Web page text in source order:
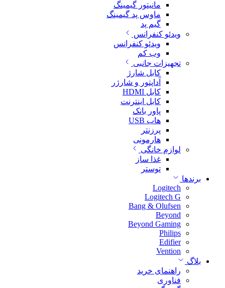
مانیتور گیمینگ
ماوس پد گیمینگ
گیم پد
ویدئو کنفرانس
ویدئو کنفرانس
وب کم
تجهیزات جانبی
کابل شارژ
آداپتور و شارژر
کابل HDMI
کابل اینترنت
پاور بانک
هاب USB
پرزنتر
هارمونی
لوازم خانگی
غذا ساز
توستر
برندها
Logitech
Logitech G
Bang & Olufsen
Beyond
Beyond Gaming
Philips
Edifier
Vention
بلاگ
راهنمای خرید
فناوری